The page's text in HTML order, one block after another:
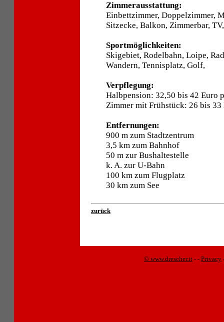
Zimmerausstattung:
Einbettzimmer, Doppelzimmer,
Sitzecke, Balkon, Zimmerbar,
Sportmöglichkeiten:
Skigebiet, Rodelbahn, Loipe,
Wandern, Tennisplatz, Golf,
Verpflegung:
Halbpension: 32,50 bis 42 Euro
Zimmer mit Frühstück: 26 bis 33
Entfernungen:
900 m zum Stadtzentrum
3,5 km zum Bahnhof
50 m zur Bushaltestelle
k. A. zur U-Bahn
100 km zum Flugplatz
30 km zum See
zurück
© www.drescher.it - - Privacy